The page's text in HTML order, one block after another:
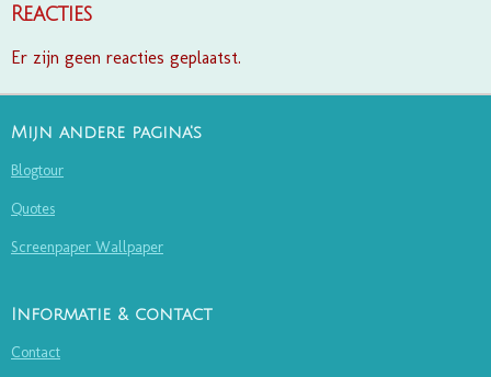
Reacties
Er zijn geen reacties geplaatst.
Mijn andere pagina's
Blogtour
Quotes
Screenpaper Wallpaper
Informatie & contact
Contact